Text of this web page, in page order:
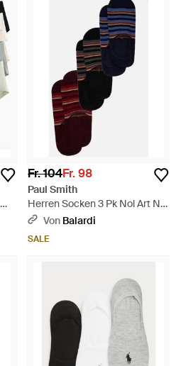
Fr. 104Fr. 98
Paul Smith
Herren Socken 3 Pk Nol Art No
Sh - Blau
Von Balardi
SALE